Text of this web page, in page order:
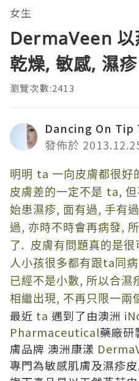
女生
DermaVeen 以
乾燥, 敏感, 濕疹
瀏覽次數:2413
Dancing On Tip
發佈於
明明 ta 一向皮膚都很好
皮膚差的一定不是 ta,
始患濕疹, 面有過, 手有過
過, 亦時不時會再病發,
了 . 皮膚有問題真的是很
人小孩很多都有跟ta 同
已經不是小數, 所以合濕
相繼出現, 不再只限一兩
最近 ta 遇到了由澳洲
Pharmaceutical藥廠研
膚品牌 澳洲康漾
專門為敏感肌膚及濕疹